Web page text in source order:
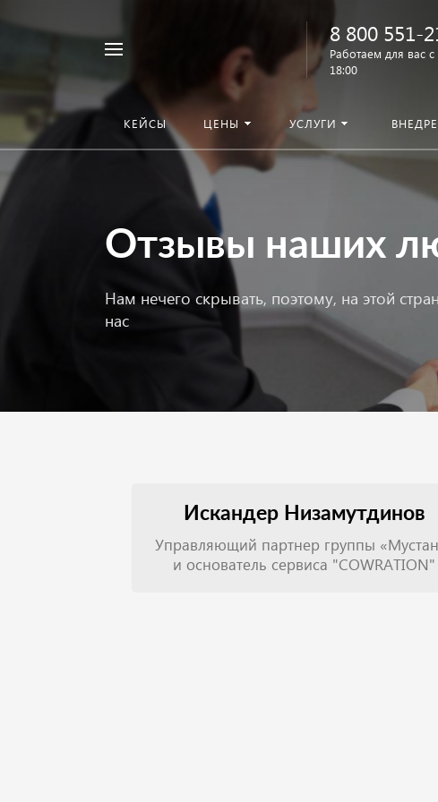
8 800 551-
Работаем для вас с
18:00
КЕЙСЫ ЦЕНЫ УСЛУГИ
Отзывы наших
Нам нечего скрывать, поэтому, на этой
нас
Искандер Низамутдинов
Управляющий партнер группы
и основатель сервиса "COWRATION"